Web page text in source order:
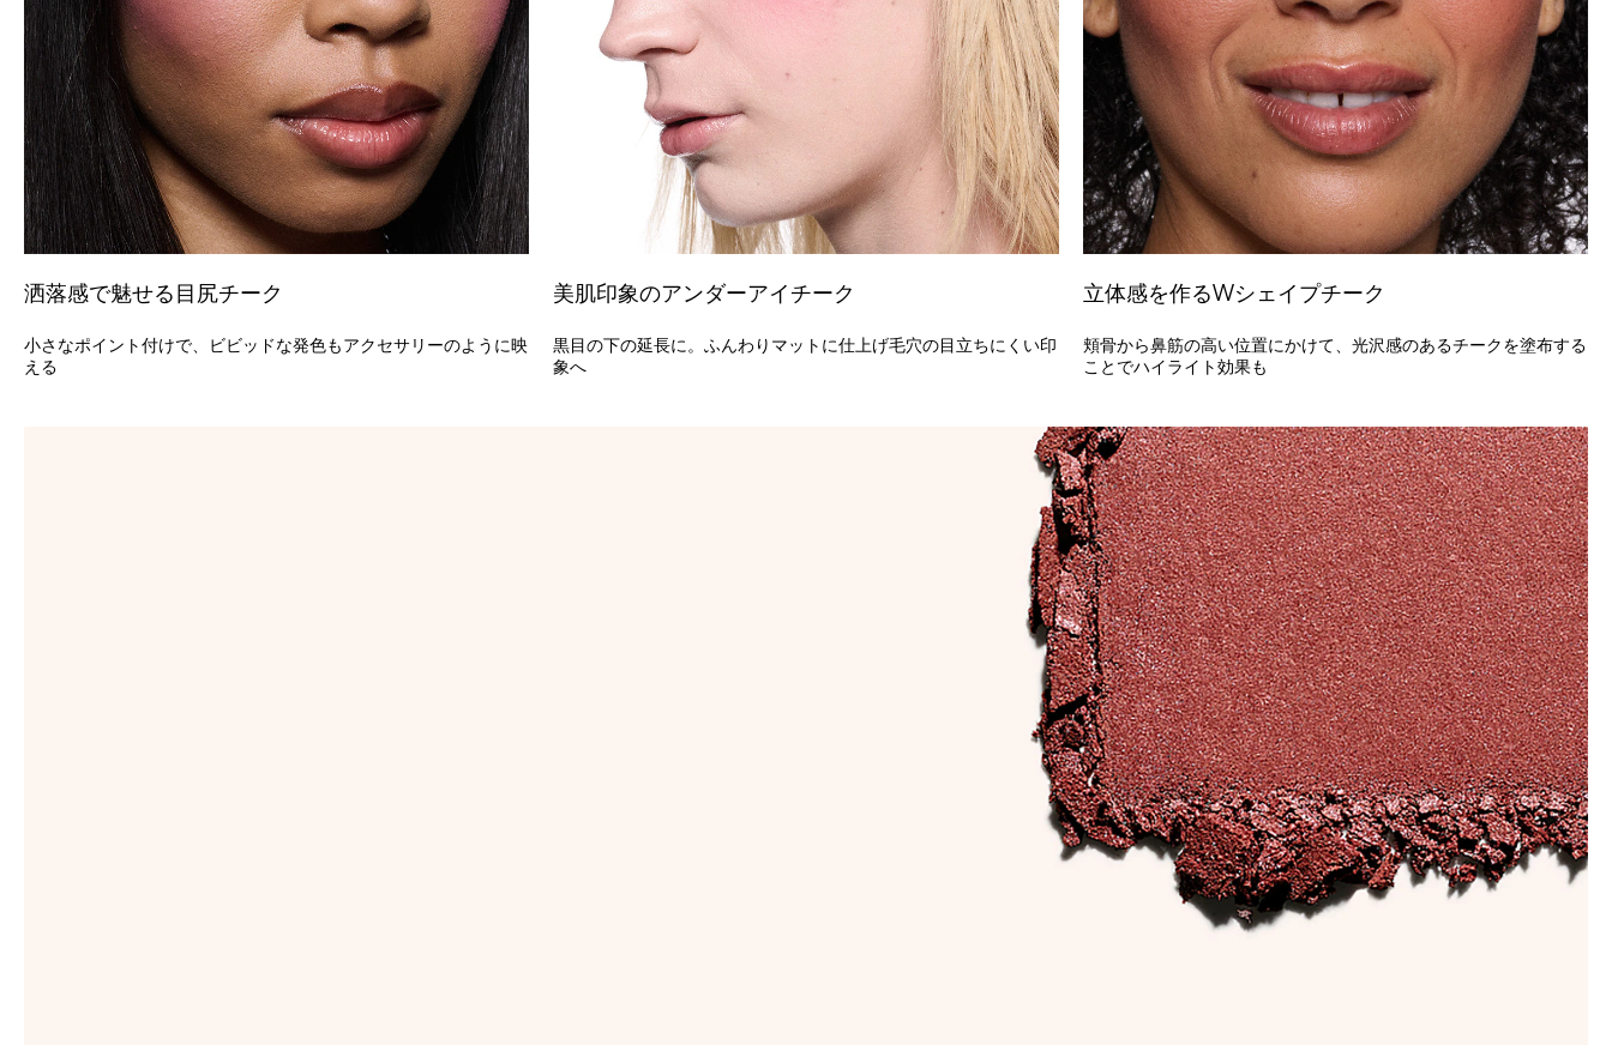
洒落感で魅せる目尻チーク
小さなポイント付けで、ビビッドな発色もアクセサリーのように映
える
美肌印象のアンダーアイチーク
黒目の下の延長に。ふんわりマットに仕上げ毛穴の目立ちにくい印
象へ
立体感を作るWシェイプチーク
頬骨から鼻筋の高い位置にかけて、光沢感のあるチークを塗布する
ことでハイライト効果も